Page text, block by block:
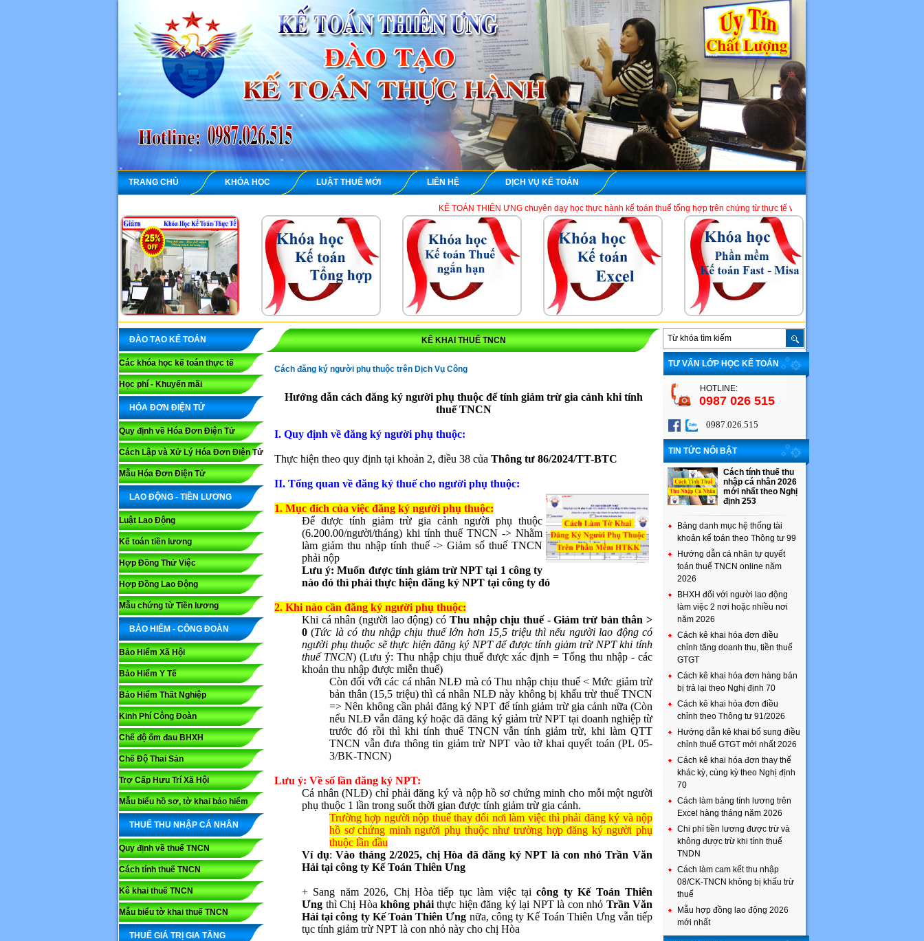
TRANG CHỦ KHÓA HỌC LUẬT THUẾ MỚI LIÊN HỆ DỊCH VỤ KẾ TOÁN
KẾ TOÁN THIÊN ƯNG chuyên dạy học thực hành kế toán thuế tổng hợp trên chứng từ thực tế và phần mềm HTKK, Excel, Misa. Là một địa chỉ
HCM
ĐÀO TẠO KẾ TOÁN
Các khóa học kế toán thực tế
Học phí - Khuyến mãi
HÓA ĐƠN ĐIỆN TỬ
Quy định về Hóa Đơn Điện Tử
Cách Lập và Xử Lý Hóa Đơn Điện Tử
Mẫu Hóa Đơn Điện Tử
LAO ĐỘNG - TIỀN LƯƠNG
Luật Lao Động
Kế toán tiền lương
Hợp Đồng Thử Việc
Hợp Đồng Lao Động
Mẫu chứng từ Tiền lương
BẢO HIỂM - CÔNG ĐOÀN
Bảo Hiểm Xã Hội
Bảo Hiểm Y Tế
Bảo Hiểm Thất Nghiệp
Kinh Phí Công Đoàn
Chế độ ốm đau BHXH
Chế Độ Thai Sản
Trợ Cấp Hưu Trí Xã Hội
Mẫu biểu hồ sơ, tờ khai bảo hiểm
THUẾ THU NHẬP CÁ NHÂN
Quy định về thuế TNCN
Cách tính thuế TNCN
Kê khai thuế TNCN
Mẫu biểu tờ khai thuế TNCN
THUẾ GIÁ TRỊ GIA TĂNG
KÊ KHAI THUẾ TNCN
Cách đăng ký người phụ thuộc trên Dịch Vụ Công
Hướng dẫn cách đăng ký người phụ thuộc để tính giảm trừ gia cảnh khi tính
thuế TNCN
I. Quy định về đăng ký người phụ thuộc:
Thực hiện theo quy định tại khoản 2, điều 38 của Thông tư 86/2024/TT-BTC
II. Tổng quan về đăng ký thuế cho người phụ thuộc:
1. Mục đích của việc đăng ký người phụ thuộc:
Để được tính giảm trừ gia cảnh người phụ thuộc
(6.200.00/người/tháng) khi tính thuế TNCN -> Nhằm
làm giảm thu nhập tính thuế -> Giảm số thuế TNCN
phải nộp
Lưu ý: Muốn được tính giảm trừ NPT tại 1 công ty
nào đó thì phải thực hiện đăng ký NPT tại công ty đó
2. Khi nào cần đăng ký người phụ thuộc:
Khi cá nhân (người lao động) có Thu nhập chịu thuế - Giảm trừ bản thân >
0(Tức là có thu nhập chịu thuế lớn hơn 15,5 triệu thì nếu người lao động có
người phụ thuộc sẽ thực hiện đăng ký NPT để được tính giảm trừ NPT khi tính
thuế TNCN) (Lưu ý: Thu nhập chịu thuế được xác định = Tổng thu nhập - các
khoản thu nhập được miễn thuế)
Còn đối với các cá nhân NLĐ mà có Thu nhập chịu thuế < Mức giảm trừ
bản thân (15,5 triệu) thì cá nhân NLĐ này không bị khấu trừ thuế TNCN
=> Nên không cần phải đăng ký NPT để tính giảm trừ gia cảnh nữa (Còn
nếu NLĐ vẫn đăng ký hoặc đã đăng ký giảm trừ NPT tại doanh nghiệp từ
trước đó rồi thì khi tính thuế TNCN vẫn tính giảm trừ, khi làm QTT
TNCN vẫn đưa thông tin giảm trừ NPT vào tờ khai quyết toán (PL 05-
3/BK-TNCN)
Lưu ý: Về số lần đăng ký NPT:
Cá nhân (NLĐ) chỉ phải đăng ký và nộp hồ sơ chứng minh cho mỗi một người
phụ thuộc 1 lần trong suốt thời gian được tính giảm trừ gia cảnh.
Trường hợp người nộp thuế thay đổi nơi làm việc thì phải đăng ký và nộp
hồ sơ chứng minh người phụ thuộc như trường hợp đăng ký người phụ
thuộc lần đầu
Ví dụ:Vào tháng 2/2025, chị Hòa đã đăng ký NPT là con nhỏ Trần Văn
Hải tại công ty Kế Toán Thiên Ưng
+ Sang năm 2026, Chị Hòa tiếp tục làm việc tạicông ty Kế Toán Thiên
Ưng thì Chị Hòa không phải thực hiện đăng ký lại NPT là con nhỏ Trần Văn
Hải tại công ty Kế Toán Thiên Ưng nữa, công ty Kế Toán Thiên Ưng vẫn tiếp
tục tính giảm trừ NPT là con nhỏ này cho chị Hòa
TƯ VẤN LỚP HỌC KẾ TOÁN
0987 026 515
HOTLINE:
0987.026.515
TIN TỨC NỔI BẬT
Cách tính thuế thu
nhập cá nhân 2026
mới nhất theo Nghị
định 253
Bảng danh mục hệ thống tài
khoản kế toán theo Thông tư 99
Hướng dẫn cá nhân tự quyết
toán thuế TNCN online năm
2026
BHXH đối với người lao động
làm việc 2 nơi hoặc nhiều nơi
năm 2026
Cách kê khai hóa đơn điều
chỉnh tăng doanh thu, tiền thuế
GTGT
Cách kê khai hóa đơn hàng bán
bị trả lại theo Nghị định 70
Cách kê khai hóa đơn điều
chỉnh theo Thông tư 91/2026
Hướng dẫn kê khai bổ sung điều
chỉnh thuế GTGT mới nhất 2026
Cách kê khai hóa đơn thay thế
khác kỳ, cùng kỳ theo Nghị định
70
Cách làm bảng tính lương trên
Excel hàng tháng năm 2026
Chi phí tiền lương được trừ và
không được trừ khi tính thuế
TNDN
Cách làm cam kết thu nhập
08/CK-TNCN không bị khấu trừ
thuế
Mẫu hợp đồng lao động 2026
mới nhất